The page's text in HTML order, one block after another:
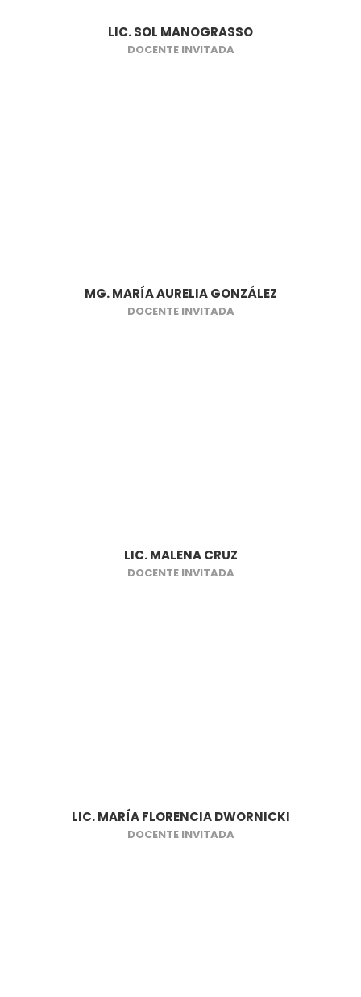
LIC. SOL MANOGRASSO
DOCENTE INVITADA
MG. MARÍA AURELIA GONZÁLEZ
DOCENTE INVITADA
LIC. MALENA CRUZ
DOCENTE INVITADA
LIC. MARÍA FLORENCIA DWORNICKI
DOCENTE INVITADA